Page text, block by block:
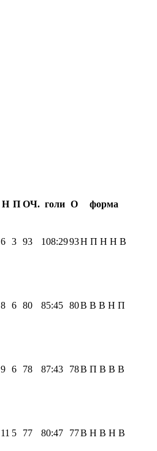
Н П ОЧ. голи О форма
6 3 93 108:2993Н П Н Н В
8 6 80 85:45 80В В В Н П
9 6 78 87:43 78В П В В В
11 5 77 80:47 77В Н В Н В